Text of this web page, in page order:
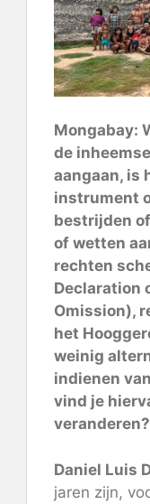
Mongabay:
de
aangaan, is
instrument
bestrijden
of wetten
rechten
Declaration
Omission),
het
weinig
indienen
vind je
veranderen?
Daniel Luis
jaren zijn,